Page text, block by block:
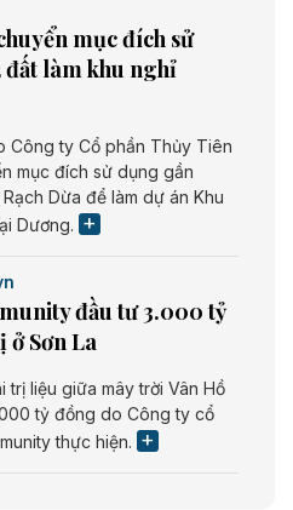
mục đích sử
đất làm khu nghỉ
Công ty Cổ phần Thủy Tiên
mục đích sử dụng gần
Dừa để làm dự án Khu
Dương.
đầu tư 3.000 tỷ
ở Sơn La
trị liệu giữa mây trời Vân Hồ
tỷ đồng do Công ty cổ
thực hiện.